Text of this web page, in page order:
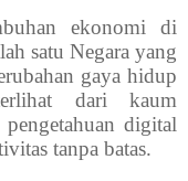
ekonomi di
satu Negara yang
gaya hidup
dari kaum
digital
tanpa batas.